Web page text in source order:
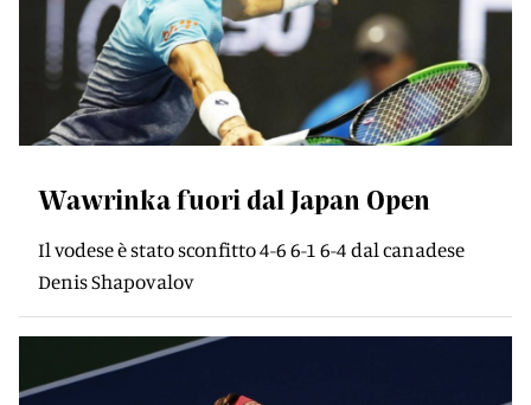
Wawrinka fuori dal Japan Open
Il vodese è stato sconfitto 4-6 6-1 6-4 dal canadese
Denis Shapovalov